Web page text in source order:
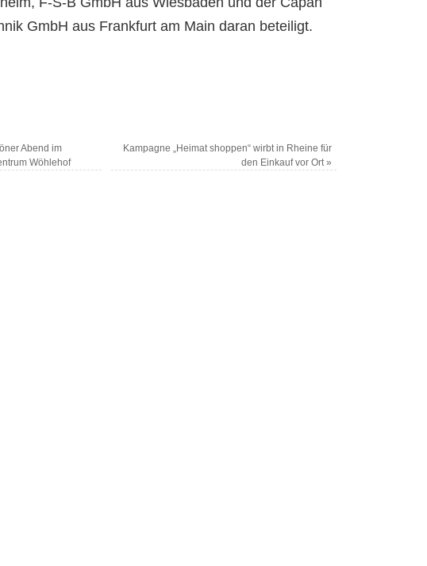
GmbH aus Frankfurt am Main daran beteiligt.
Abend im
Wöhlehof
Kampagne „Heimat shoppen“ wirbt in Rheine für
den Einkauf vor Ort»